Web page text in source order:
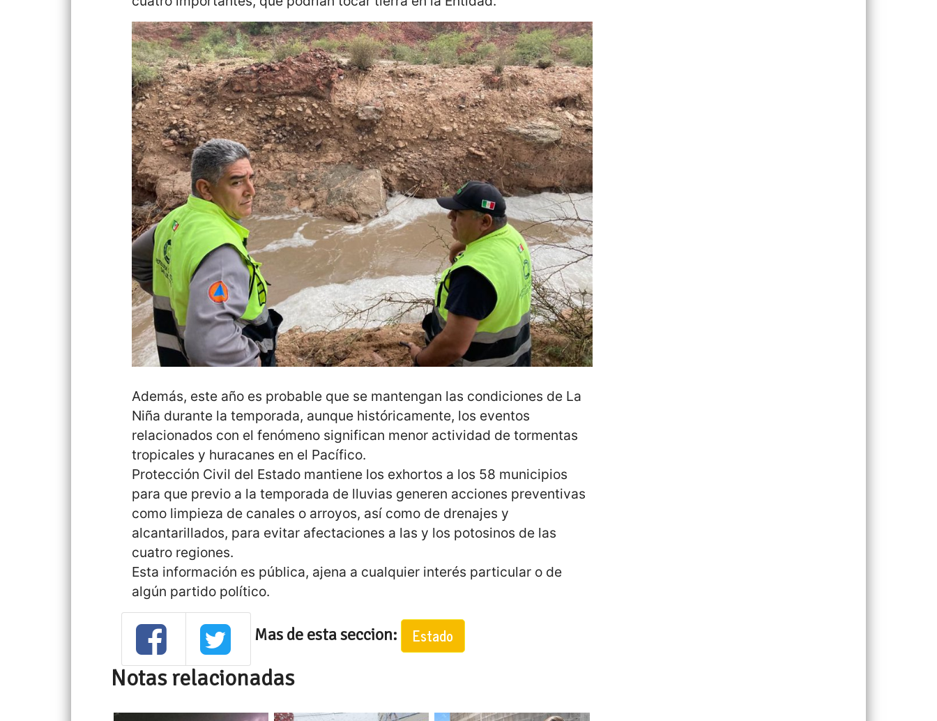
Además, este año es probable que se mantengan las condiciones de La
Niña durante la temporada, aunque históricamente, los eventos
relacionados con el fenómeno significan menor actividad de tormentas
tropicales y huracanes en el Pacífico.
Protección Civil del Estado mantiene los exhortos a los 58 municipios
para que previo a la temporada de lluvias generen acciones preventivas
como limpieza de canales o arroyos, así como de drenajes y
alcantarillados, para evitar afectaciones a las y los potosinos de las
cuatro regiones.
Esta información es pública, ajena a cualquier interés particular o de
algún partido político.
Mas de esta seccion: Estado
Notas relacionadas